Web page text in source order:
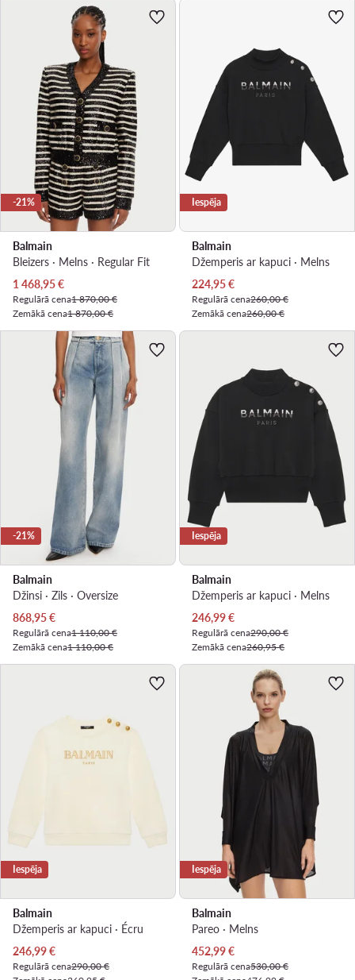
-21%
Balmain
Bleizers · Melns · Regular Fit
Pašreizējā cena
1 468,95€
Regulārā cena1 870,00 €
Zemākā cena1 870,00 €
Iespēja
Balmain
Džemperis ar kapuci · Melns
Pašreizējā cena
224,95€
Regulārā cena260,00 €
Zemākā cena260,00 €
-21%
Balmain
Džinsi · Zils · Oversize
Pašreizējā cena
868,95€
Regulārā cena1 110,00 €
Zemākā cena1 110,00 €
Iespēja
Balmain
Džemperis ar kapuci · Melns
Pašreizējā cena
246,99€
Regulārā cena290,00 €
Zemākā cena260,95 €
Iespēja
Balmain
Džemperis ar kapuci · Écru
Pašreizējā cena
246,99€
Regulārā cena290,00 €
Iespēja
Balmain
Pareo · Melns
Pašreizējā cena
452,99€
Regulārā cena530,00 €